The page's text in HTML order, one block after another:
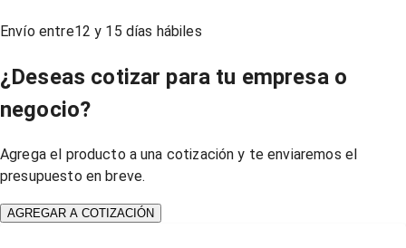
Envío entre12 y 15 días hábiles
¿Deseas cotizar para tu empresa o
negocio?
Agrega el producto a una cotización y te enviaremos el
presupuesto en breve.
AGREGAR A COTIZACIÓN